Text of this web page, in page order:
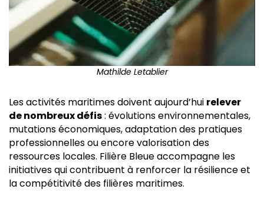
Mathilde Letablier
Les activités maritimes doivent aujourd’hui relever
de nombreux défis: évolutions environnementales,
mutations économiques, adaptation des pratiques
professionnelles ou encore valorisation des
ressources locales. Filière Bleue accompagne les
initiatives qui contribuent à renforcer la résilience et
la compétitivité des filières maritimes.